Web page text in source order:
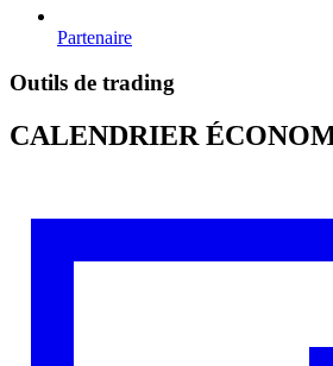
Partenaire
Outils de trading
CALENDRIER